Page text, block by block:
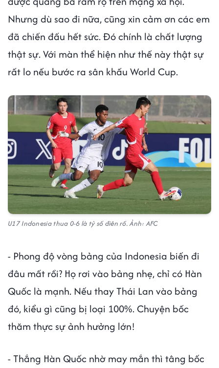
Nhưng dù sao đi nữa, cũng xin cảm ơn các em
đã chiến đấu hết sức. Đó chính là chất lượng
thật sự. Với màn thể hiện như thế này thật sự
rất lo nếu bước ra sân khấu World Cup.
U17 Indonesia thua 0-6 là tỷ số điên rồ. Ảnh: AFC
- Phong độ vòng bảng của Indonesia biến đi
đâu mất rồi? Họ rơi vào bảng nhẹ, chỉ có Hàn
Quốc là mạnh. Nếu thay Thái Lan vào bảng
đó, kiểu gì cũng bị loại 100%. Chuyện bốc
thăm thực sự ảnh hưởng lớn!
- Thắng Hàn Quốc nhờ may mắn thì tâng bốc